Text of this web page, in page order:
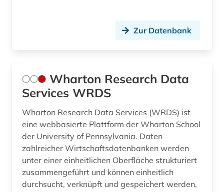
Zur Datenbank
Wharton Research Data
Services WRDS
Wharton Research Data Services (WRDS) ist
eine webbasierte Plattform der Wharton School
der University of Pennsylvania. Daten
zahlreicher Wirtschaftsdatenbanken werden
unter einer einheitlichen Oberfläche strukturiert
zusammengeführt und können einheitlich
durchsucht, verknüpft und gespeichert werden,